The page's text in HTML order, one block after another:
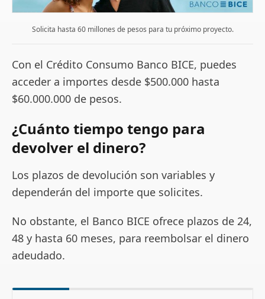
Solicita hasta 60 millones de pesos para tu próximo proyecto.
Con el Crédito Consumo Banco BICE, puedes
acceder a importes desde $500.000 hasta
$60.000.000 de pesos.
¿Cuánto tiempo tengo para
devolver el dinero?
Los plazos de devolución son variables y
dependerán del importe que solicites.
No obstante, el Banco BICE ofrece plazos de 24,
48 y hasta 60 meses, para reembolsar el dinero
adeudado.